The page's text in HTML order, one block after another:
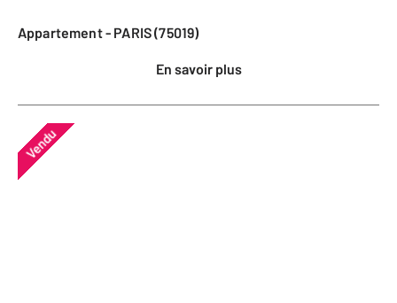
Appartement - PARIS (75019)
En savoir plus
Vendu